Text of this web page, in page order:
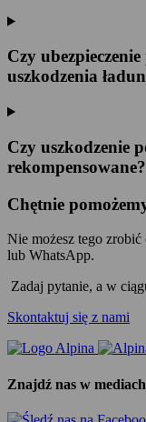
Czy
uszkodzenia
Czy uszkodzenie
rekompensowane?
Chętnie
Nie możesz tego
lub WhatsApp.
Zadaj pytanie, a w
Skontaktuj się z nami
Znajdź nas w mediach